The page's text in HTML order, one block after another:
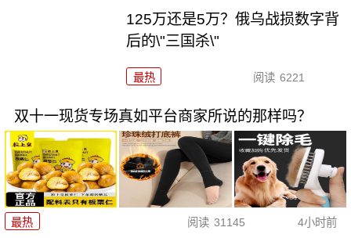
125万还是5万？俄乌战损数字背
后的\"三国杀\"
最热 阅读 6221
双十一现货专场真如平台商家所说的那样吗？
最热 阅读 31145 4小时前